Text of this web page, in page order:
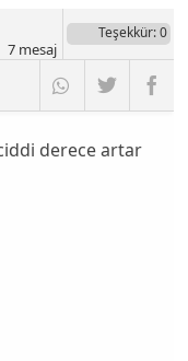
Teşekkür: 0
7mesaj
derece artar